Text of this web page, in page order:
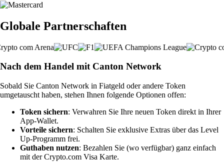
Globale Partnerschaften
Nach dem Handel mit Canton Network
Sobald Sie Canton Network in Fiatgeld oder andere Token
umgetauscht haben, stehen Ihnen folgende Optionen offen:
Token sichern: Verwahren Sie Ihre neuen Token direkt in Ihrer
App-Wallet.
Vorteile sichern: Schalten Sie exklusive Extras über das Level
Up-Programm frei.
Guthaben nutzen: Bezahlen Sie (wo verfügbar) ganz einfach
mit der Crypto.com Visa Karte.